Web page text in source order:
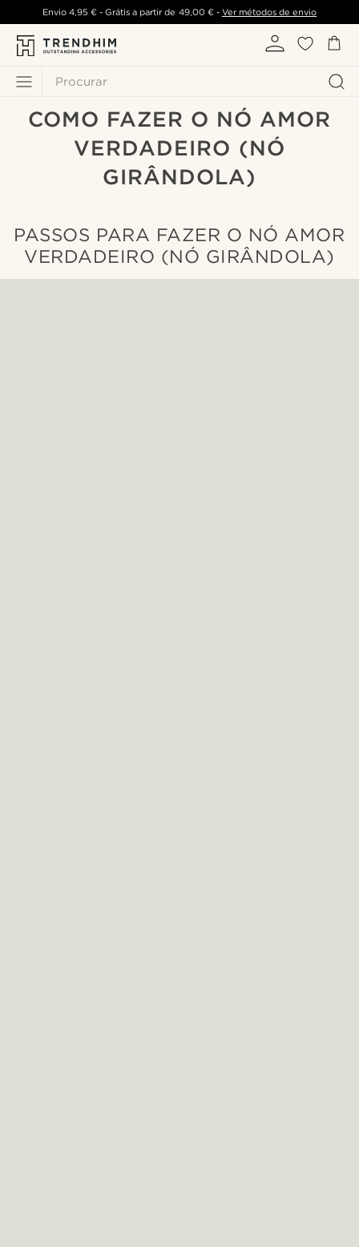
Procurar
Envio 4,95 €- Grátis a partir de 49,00 €- Ver métodos de envio
COMO FAZER O NÓ AMOR
VERDADEIRO (NÓ
GIRÂNDOLA)
PASSOS PARA FAZER O NÓ AMOR
VERDADEIRO (NÓ GIRÂNDOLA)